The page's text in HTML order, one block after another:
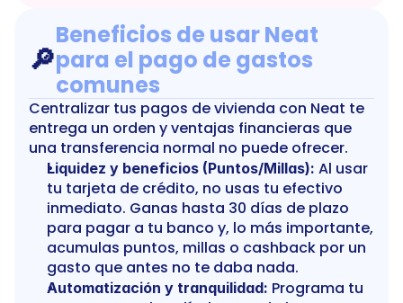
🔎
Beneficios de usar Neat
para el pago de gastos
comunes
Centralizar tus pagos de vivienda con Neat te
entrega un orden y ventajas financieras que
una transferencia normal no puede ofrecer.
Liquidez y beneficios (Puntos/Millas): Al usar
tu tarjeta de crédito, no usas tu efectivo
inmediato. Ganas hasta 30 días de plazo
para pagar a tu banco y, lo más importante,
acumulas puntos, millas o cashback por un
gasto que antes no te daba nada.
Automatización y tranquilidad: Programa tu